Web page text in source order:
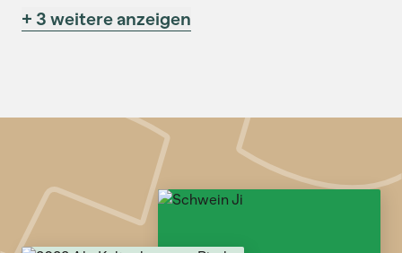
+ 3 weitere anzeigen